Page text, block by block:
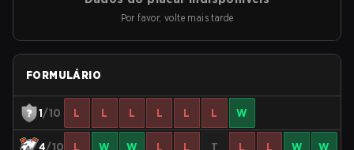
Por favor, volte mais tarde
FORMULÁRIO
1/10 L L L L L L W
4/10 L W W L L T L L W W